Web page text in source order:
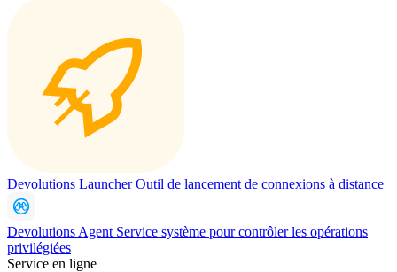
Devolutions LauncherOutil de lancement de connexions à distance
Devolutions Agent Service système pour contrôler les opérations
privilégiées
Service en ligne